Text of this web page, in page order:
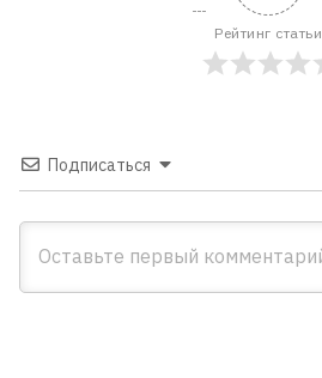
Рейтинг статьи
Подписаться